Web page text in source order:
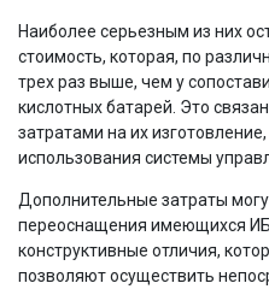
Наиболее серьезным из них
стоимость, которая, по
трех раз выше, чем у
кислотных батарей. Это
затратами на их
использования системы
Дополнительные затраты
переоснащения имеющихся
конструктивные отличия,
позволяют осуществить